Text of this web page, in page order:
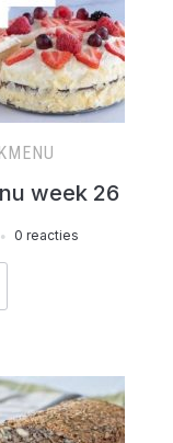
week 26
0 reacties